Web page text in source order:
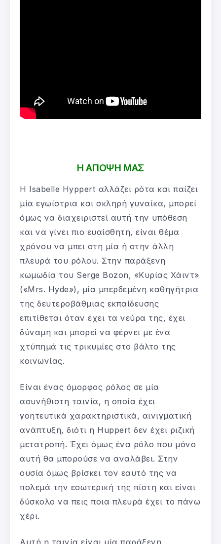
Η ΑΠΟΨΗ ΜΑΣ
Η Isabelle Hyppert αλλάζει ρότα και παίζει
μία εγωίστρια και σκληρή γυναίκα, μπορεί
όμως να διαχειριστεί αυτή την υπόθεση
και να γίνει πιο ευαίσθητη, είναι θέμα
χρόνου να μπει στη μία ή στην άλλη
πλευρά του ρόλου. Στην παράξενη
κωμωδία του Serge Bozon, «Κυρίας Χάιντ»
(«Mrs. Hyde»), μία μπερδεμένη καθηγήτρια
της δευτεροβάθμιας εκπαίδευσης
επιτίθεται όταν έχει τα νεύρα της, έχει
δύναμη και μπορεί να φέρνει με ένα
χτύπημά τις τρικυμίες στο βάλτο της
κοινωνίας.
Είναι ένας όμορφος ρόλος σε μία
ασυνήθιστη ταινία, η οποία έχει
γοητευτικά χαρακτηριστικά, αινιγματική
ανάπτυξη, διότι η Huppert δεν έχει ριζική
μετατροπή. Έχει όμως ένα ρόλο που μόνο
αυτή θα μπορούσε να αναλάβει. Στην
ουσία όμως βρίσκει τον εαυτό της να
πολεμά την εσωτερική της πίστη και είναι
δύσκολο να πεις ποια πλευρά έχει το πάνω
χέρι.
Αυτή η ταινία είναι μία παράξενη